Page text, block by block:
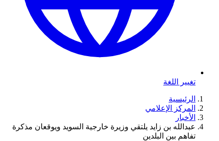
تغيير اللغة
الرئيسية
المركز الإعلامي
الأخبار
عبدالله بن زايد يلتقي وزيرة خارجية السويد ويوقعان مذكرة
تفاهم بين البلدين